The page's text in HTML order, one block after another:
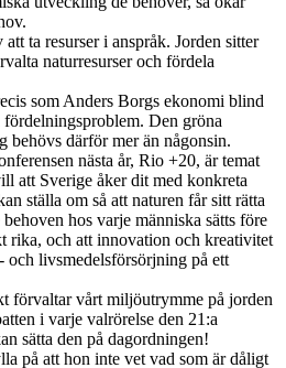
ta resurser i anspråk. Jorden sitter
naturresurser och fördela
som Anders Borgs ekonomi blind
Den gröna
behövs därför mer än någonsin.
nästa år, Rio +20, är temat
att Sverige åker dit med konkreta
ställa om så att naturen får sitt rätta
hos varje människa sätts före
rika, och att innovation och kreativitet
och livsmedelsförsörjning på ett
förvaltar vårt miljöutrymme på jorden
i varje valrörelse den 21:a
sätta den på dagordningen!
på att hon inte vet vad som är dåligt